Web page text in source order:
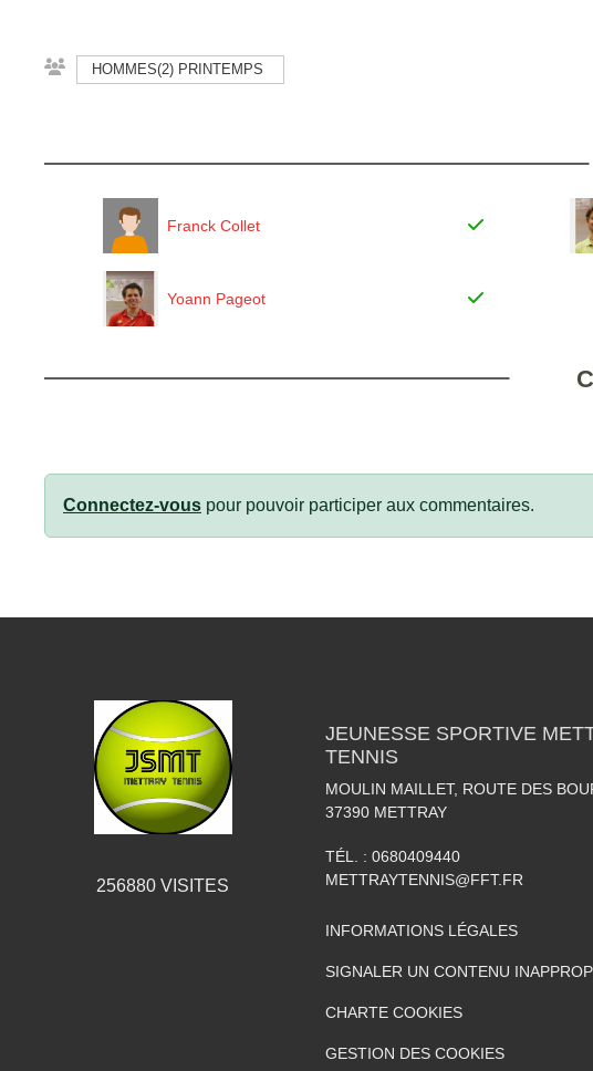
HOMMES(2) PRINTEMPS
Franck Collet
Yoann Pageot
Connectez-vous pour pouvoir participer aux commentaires.
256880 VISITES
JEUNESSE SPORTIVE
TENNIS
MOULIN MAILLET, ROUTE DES
37390 METTRAY
TÉL. : 0680409440
METTRAYTENNIS@FFT.FR
INFORMATIONS LÉGALES
SIGNALER UN CONTENU
CHARTE COOKIES
GESTION DES COOKIES